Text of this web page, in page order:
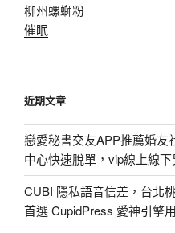
柳州螺螄粉
催眠
近期文章
戀愛秘書交友APP推薦婚友
中心快速脫單，vip線上線
CUBI 隱私語音信差，台北
首選 CupidPress 愛神引擎